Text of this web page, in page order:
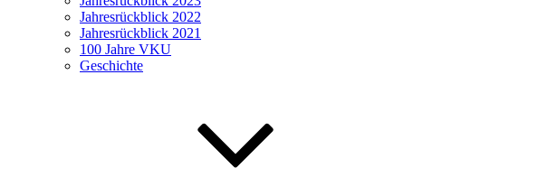
Jahresrückblick 2022
Jahresrückblick 2021
100 Jahre VKU
Geschichte